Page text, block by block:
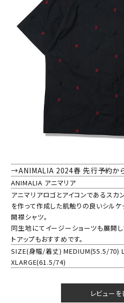
→ANIMALIA 2024春 先行予約か
ANIMALIA アニマリア
アニマリアロゴとアイコンであるス
を作って作成した肌触りの良いシルケ
開襟シャツ。
同生地にてイージーショーツも展開
トアップもおすすめです。
SIZE(身幅/着丈) MEDIUM(55.5/70)
XLARGE(61.5/74)
レビューを